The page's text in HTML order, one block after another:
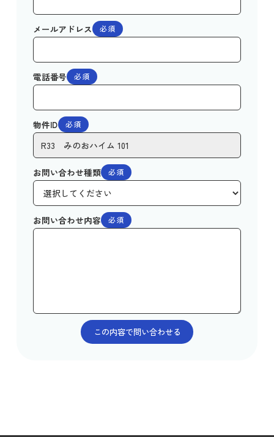
メールアドレス 必須
電話番号 必須
物件ID 必須
お問い合わせ種類 必須
お問い合わせ内容 必須